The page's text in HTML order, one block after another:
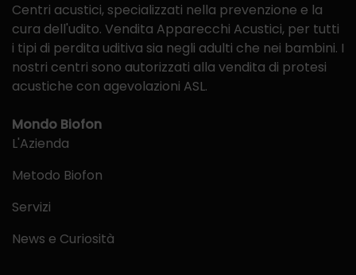
Centri acustici, specializzati nella prevenzione e la
cura dell'udito. Vendita Apparecchi Acustici, per tutti
i tipi di perdita uditiva sia negli adulti che nei bambini. I
nostri centri sono autorizzati alla vendita di protesi
acustiche con agevolazioni ASL.
Mondo Biofon
L'Azienda
Metodo Biofon
Servizi
News e Curiosità